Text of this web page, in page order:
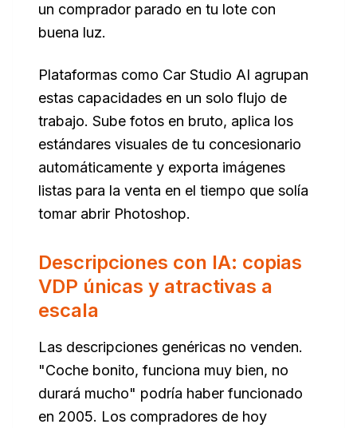
un comprador parado en tu lote con
buena luz.
Plataformas como Car Studio AI agrupan
estas capacidades en un solo flujo de
trabajo. Sube fotos en bruto, aplica los
estándares visuales de tu concesionario
automáticamente y exporta imágenes
listas para la venta en el tiempo que solía
tomar abrir Photoshop.
Descripciones con IA: copias
VDP únicas y atractivas a
escala
Las descripciones genéricas no venden.
"Coche bonito, funciona muy bien, no
durará mucho" podría haber funcionado
en 2005. Los compradores de hoy